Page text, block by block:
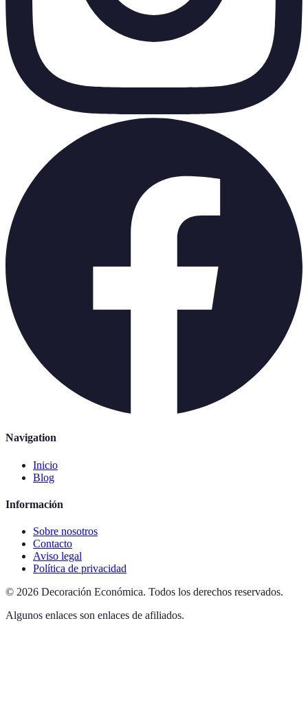
Navigation
Inicio
Blog
Información
Sobre nosotros
Contacto
Aviso legal
Política de privacidad
© 2026 Decoración Económica. Todos los derechos reservados.
Algunos enlaces son enlaces de afiliados.